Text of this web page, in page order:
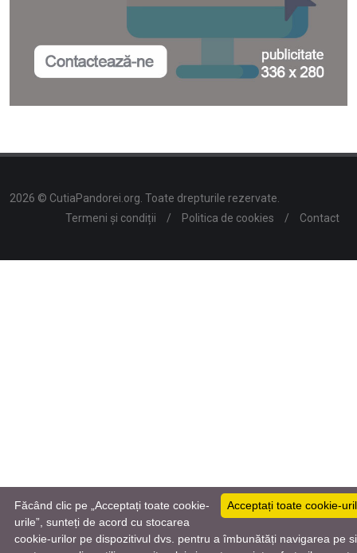
Română
2026 © CutiaPandorei.org. Toate drepturile rezervate.
Termeni și condiții
/ Politica de cookies / Contact
Acceptați toate cookie-
Făcând clic pe „Acceptați toate cookie-
urile”, sunteți de acord cu stocarea
cookie-urilor pe dispozitivul dvs. pentru a îmbunătăți navigarea pe